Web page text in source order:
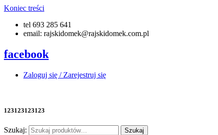
Koniec treści
tel 693 285 641
email: rajskidomek@rajskidomek.com.pl
facebook
Zaloguj się / Zarejestruj się
123123123123
Szukaj: Szukaj